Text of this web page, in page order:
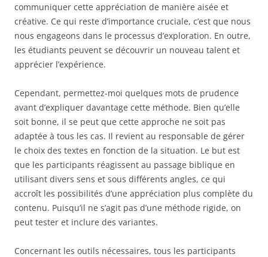
communiquer cette appréciation de manière aisée et
créative. Ce qui reste d’importance cruciale, c’est que nous
nous engageons dans le processus d’exploration. En outre,
les étudiants peuvent se découvrir un nouveau talent et
apprécier l’expérience.
Cependant, permettez-moi quelques mots de prudence
avant d’expliquer davantage cette méthode. Bien qu’elle
soit bonne, il se peut que cette approche ne soit pas
adaptée à tous les cas. Il revient au responsable de gérer
le choix des textes en fonction de la situation. Le but est
que les participants réagissent au passage biblique en
utilisant divers sens et sous différents angles, ce qui
accroît les possibilités d’une appréciation plus complète du
contenu. Puisqu’il ne s’agit pas d’une méthode rigide, on
peut tester et inclure des variantes.
Concernant les outils nécessaires, tous les participants